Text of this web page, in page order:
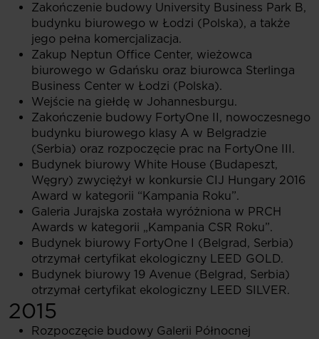
Zakończenie budowy University Business Park B,
budynku biurowego w Łodzi (Polska), a także
jego pełna komercjalizacja.
Zakup Neptun Office Center, wieżowca
biurowego w Gdańsku oraz biurowca Sterlinga
Business Center w Łodzi (Polska).
Wejście na giełdę w Johannesburgu.
Zakończenie budowy FortyOne II, nowoczesnego
budynku biurowego klasy A w Belgradzie
(Serbia) oraz rozpoczęcie prac na FortyOne III.
Budynek biurowy White House (Budapeszt,
Węgry) zwyciężył w konkursie CIJ Hungary 2016
Award w kategorii “Kampania Roku”.
Galeria Jurajska została wyróżniona w PRCH
Awards w kategorii „Kampania CSR Roku”.
Budynek biurowy FortyOne I (Belgrad, Serbia)
otrzymał certyfikat ekologiczny LEED GOLD.
Budynek biurowy 19 Avenue (Belgrad, Serbia)
otrzymał certyfikat ekologiczny LEED SILVER.
2015
Rozpoczęcie budowy Galerii Północnej